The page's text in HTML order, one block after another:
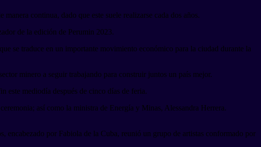
continua, dado que este suele realizarse cada dos años.
de la edición de Perumin 2023.
se traduce en un importante movimiento económico para la ciudad durante la
minero a seguir trabajando para construir juntos un país mejor.
este mediodía después de cinco días de feria.
así como la ministra de Energía y Minas, Alessandra Herrera.
encabezado por Fabiola de la Cuba, reunió un grupo de artistas conformado por